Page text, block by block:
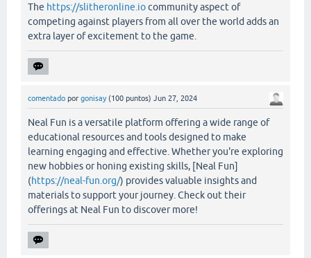
The https://slitheronline.iocommunity aspect of
competing against players from all over the world adds an
extra layer of excitement to the game.
comentado por gonisay (100 puntos) Jun 27, 2024
Neal Fun is a versatile platform offering a wide range of
educational resources and tools designed to make
learning engaging and effective. Whether you're exploring
new hobbies or honing existing skills, [Neal Fun]
(https://neal-fun.org/) provides valuable insights and
materials to support your journey. Check out their
offerings at Neal Fun to discover more!